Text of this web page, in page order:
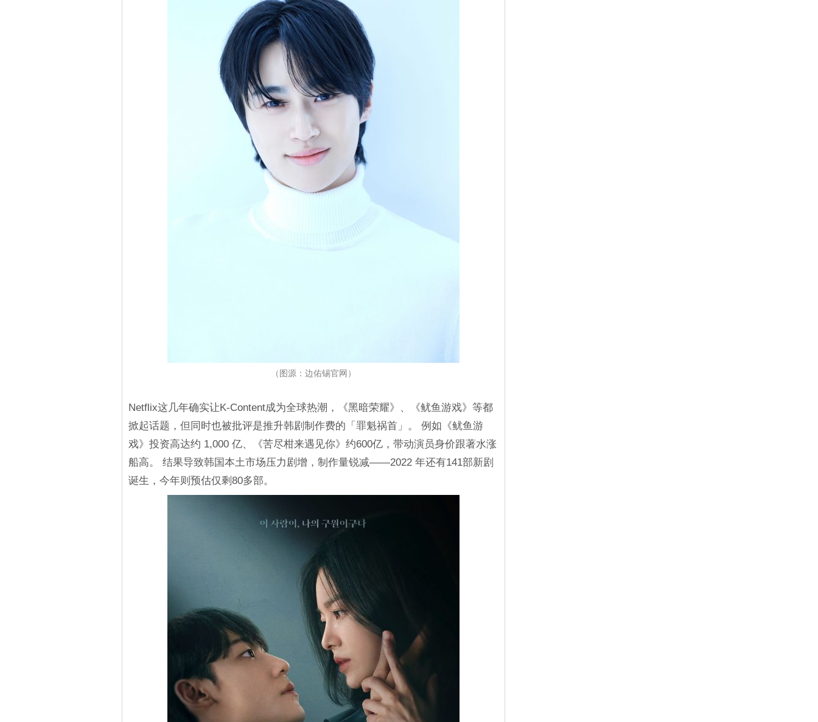
（图源：边佑锡官网）
Netflix这几年确实让K-Content成为全球热潮，《黑暗荣耀》、《鱿鱼游戏》等都
掀起话题，但同时也被批评是推升韩剧制作费的「罪魁祸首」。 例如《鱿鱼游
戏》投资高达约 1,000 亿、《苦尽柑来遇见你》约600亿，带动演员身价跟著水涨
船高。 结果导致韩国本土市场压力剧增，制作量锐减——2022 年还有141部新剧
诞生，今年则预估仅剩80多部。